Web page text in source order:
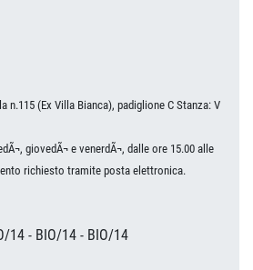
n.115 (Ex Villa Bianca), padiglione C Stanza: V
giovedÃ¬ e venerdÃ¬, dalle ore 15.00 alle
richiesto tramite posta elettronica.
14 - BIO/14 - BIO/14